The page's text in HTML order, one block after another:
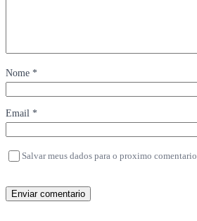
Nome *
Email *
Salvar meus dados para o proximo comentario
Enviar comentario